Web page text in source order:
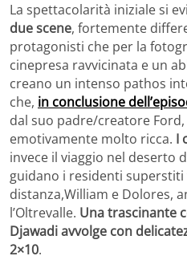
La spettacolarità iniziale si
due scene, fortemente
protagonisti che per la
cinepresa ravvicinata e un
creano un intenso pathos
che, in conclusione
dal suo padre/creatore
emotivamente molto ricca. I
invece il viaggio nel deserto
guidano i residenti superstiti
distanza,William e Dolores,
l’Oltrevalle. Una trascinante
Djawadi avvolge con
2×10.